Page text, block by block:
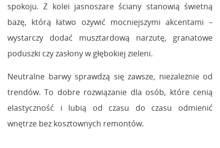
spokoju. Z kolei jasnoszare ściany stanowią świetną
bazę, którą łatwo ożywić mocniejszymi akcentami –
wystarczy dodać musztardową narzutę, granatowe
poduszki czy zasłony w głębokiej zieleni.
Neutralne barwy sprawdzą się zawsze, niezależnie od
trendów. To dobre rozwiązanie dla osób, które cenią
elastyczność i lubią od czasu do czasu odmienić
wnętrze bez kosztownych remontów.